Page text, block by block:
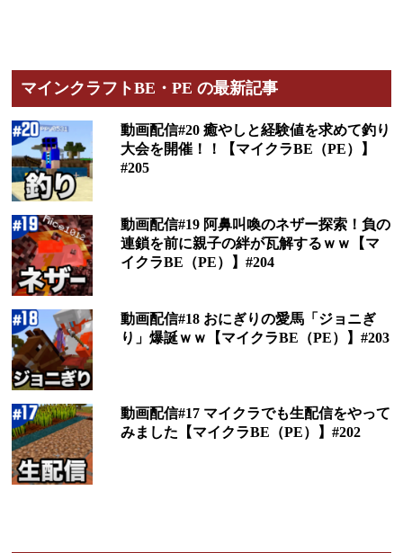
マインクラフトBE・PE の最新記事
動画配信#20 癒やしと経験値を求めて釣り
大会を開催！！【マイクラBE（PE）】
#205
動画配信#19 阿鼻叫喚のネザー探索！負の
連鎖を前に親子の絆が瓦解するｗｗ【マ
イクラBE（PE）】#204
動画配信#18 おにぎりの愛馬「ジョニぎ
り」爆誕ｗｗ【マイクラBE（PE）】#203
動画配信#17 マイクラでも生配信をやって
みました【マイクラBE（PE）】#202